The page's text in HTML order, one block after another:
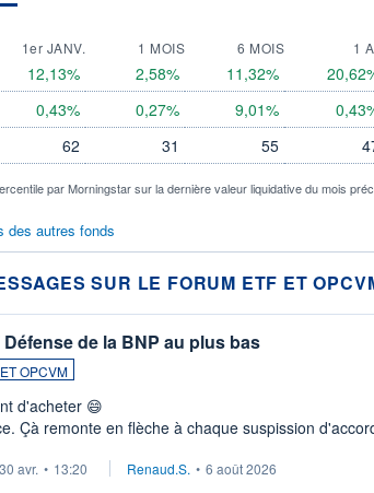
1er JANV. 1 MOIS 6 MOIS 1
12,13% 2,58% 11,32%
0,43% 0,27% 9,01%
62 31 55
par Morningstar sur la dernière valeur liquidative du mois
des autres fonds
SUR LE FORUM ETF ET
Défense de la BNP au plus bas
OPCVM
d'acheter 😄​
Çà remonte en flèche à chaque suspission
30 avr. • 13:20 Renaud.S. • 6 août 2026